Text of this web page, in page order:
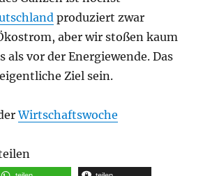
produziert zwar
aber wir stoßen kaum
als vor der Energiewende. Das
Ziel sein.
Wirtschaftswoche